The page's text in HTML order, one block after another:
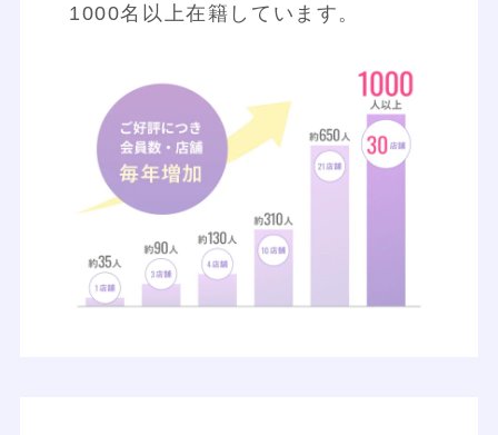
1000名以上在籍しています。